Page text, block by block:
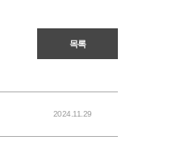
목록
2024.11.29